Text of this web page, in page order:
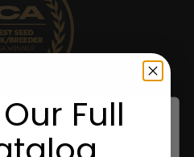
Full